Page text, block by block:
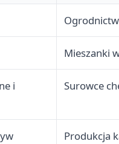
Mieszanki
i
Surowce
Produkcja